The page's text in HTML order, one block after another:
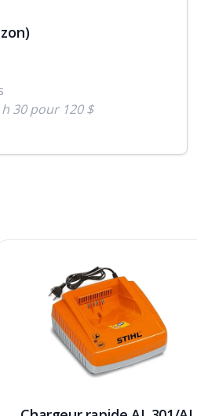
30 pour 120 $